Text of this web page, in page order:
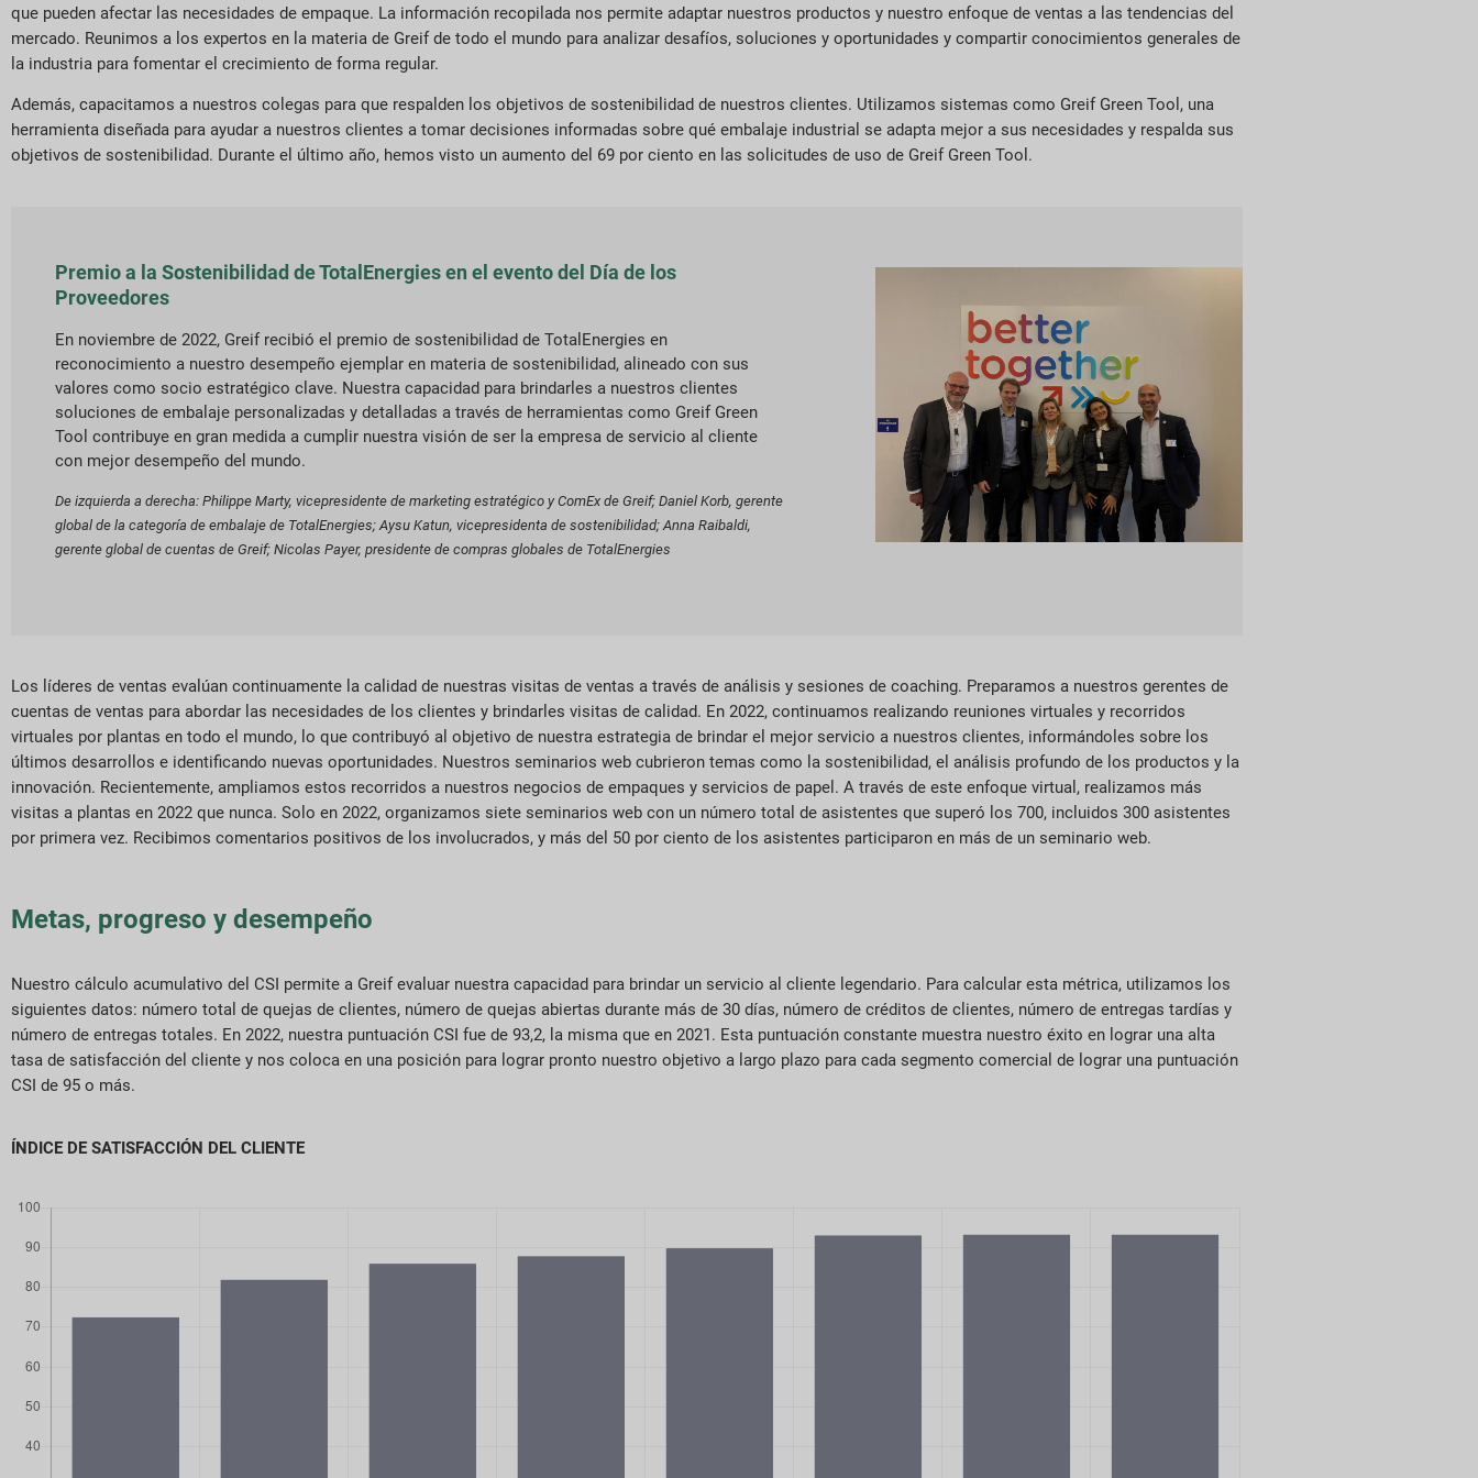
que pueden afectar las necesidades de empaque. La información recopilada nos permite adaptar nuestros productos y nuestro enfoque de ventas a las tendencias del
mercado. Reunimos a los expertos en la materia de Greif de todo el mundo para analizar desafíos, soluciones y oportunidades y compartir conocimientos generales de
la industria para fomentar el crecimiento de forma regular.
Además, capacitamos a nuestros colegas para que respalden los objetivos de sostenibilidad de nuestros clientes. Utilizamos sistemas como Greif Green Tool, una
herramienta diseñada para ayudar a nuestros clientes a tomar decisiones informadas sobre qué embalaje industrial se adapta mejor a sus necesidades y respalda sus
objetivos de sostenibilidad. Durante el último año, hemos visto un aumento del 69 por ciento en las solicitudes de uso de Greif Green Tool.
Premio a la Sostenibilidad de TotalEnergies en el evento del Día de los
Proveedores
En noviembre de 2022, Greif recibió el premio de sostenibilidad de TotalEnergies en
reconocimiento a nuestro desempeño ejemplar en materia de sostenibilidad, alineado con sus
valores como socio estratégico clave. Nuestra capacidad para brindarles a nuestros clientes
soluciones de embalaje personalizadas y detalladas a través de herramientas como Greif Green
Tool contribuye en gran medida a cumplir nuestra visión de ser la empresa de servicio al cliente
con mejor desempeño del mundo.
De izquierda a derecha: Philippe Marty, vicepresidente de marketing estratégico y ComEx de Greif; Daniel Korb, gerente
global de la categoría de embalaje de TotalEnergies; Aysu Katun, vicepresidenta de sostenibilidad; Anna Raibaldi,
gerente global de cuentas de Greif; Nicolas Payer, presidente de compras globales de TotalEnergies
Los líderes de ventas evalúan continuamente la calidad de nuestras visitas de ventas a través de análisis y sesiones de coaching. Preparamos a nuestros gerentes de
cuentas de ventas para abordar las necesidades de los clientes y brindarles visitas de calidad. En 2022, continuamos realizando reuniones virtuales y recorridos
virtuales por plantas en todo el mundo, lo que contribuyó al objetivo de nuestra estrategia de brindar el mejor servicio a nuestros clientes, informándoles sobre los
últimos desarrollos e identificando nuevas oportunidades. Nuestros seminarios web cubrieron temas como la sostenibilidad, el análisis profundo de los productos y la
innovación. Recientemente, ampliamos estos recorridos a nuestros negocios de empaques y servicios de papel. A través de este enfoque virtual, realizamos más
visitas a plantas en 2022 que nunca. Solo en 2022, organizamos siete seminarios web con un número total de asistentes que superó los 700, incluidos 300 asistentes
por primera vez. Recibimos comentarios positivos de los involucrados, y más del 50 por ciento de los asistentes participaron en más de un seminario web.
Metas, progreso y desempeño
Nuestro cálculo acumulativo del CSI permite a Greif evaluar nuestra capacidad para brindar un servicio al cliente legendario. Para calcular esta métrica, utilizamos los
siguientes datos: número total de quejas de clientes, número de quejas abiertas durante más de 30 días, número de créditos de clientes, número de entregas tardías y
número de entregas totales. En 2022, nuestra puntuación CSI fue de 93,2, la misma que en 2021. Esta puntuación constante muestra nuestro éxito en lograr una alta
tasa de satisfacción del cliente y nos coloca en una posición para lograr pronto nuestro objetivo a largo plazo para cada segmento comercial de lograr una puntuación
CSI de 95 o más.
ÍNDICE DE SATISFACCIÓN DEL CLIENTE